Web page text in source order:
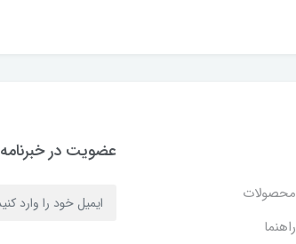
محصولات
راهنما
عضویت در خبرنامه